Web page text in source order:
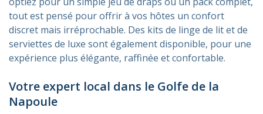
tout est pensé pour offrir à vos hôtes un confort
discret mais irréprochable. Des kits de linge de lit et de
serviettes de luxe sont également disponible, pour une
expérience plus élégante, raffinée et confortable.
Votre expert local dans le Golfe de la
Napoule